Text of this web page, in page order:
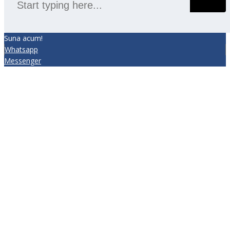
Suna acum!
Whatsapp
Messenger